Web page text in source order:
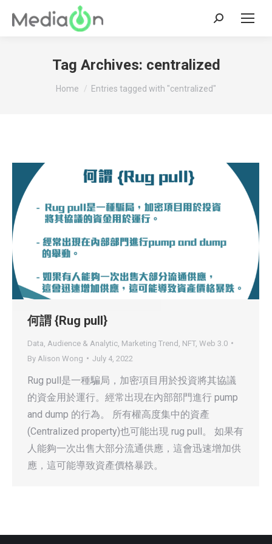
Search:
Tag Archives: centralized
You are here:
Home Entries tagged with "centralized"
何謂 {Rug pull}
Data, Audience & Analytic Marketing Trend NFT, Web 3.0
By Alison Wong July 4, 2022
Rug pull是一種騙局，加密項目用於投資將其協議
的資金用於運行。經常出現在內部部門進行 pump
and dump 的行為。 所有權高度集中的資產
(Centralized property)也可能出現 rug pull。 如果有
人能夠一次出售大部分流通供應，這會迅速增加供
應，這可能導致資產價格暴跌。